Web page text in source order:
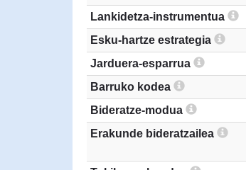
Lankidetza-instrumentua
Esku-hartze estrategia
Jarduera-esparrua
Barruko kodea
Bideratze-modua
Erakunde bideratzailea